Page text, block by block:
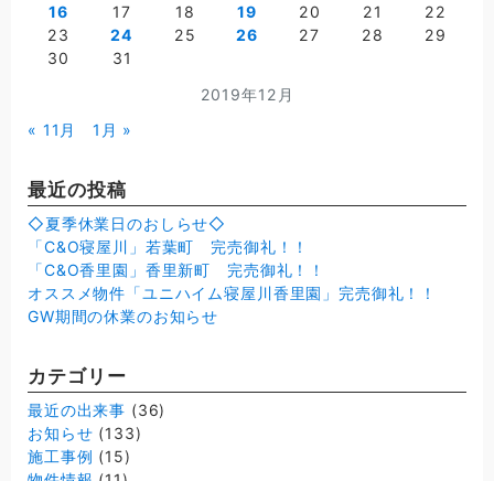
2019年12月
16
17 18 19 20 21
22
23
24 25 26 27 28
29
30
31
« 11月 1月 »
最近の投稿
◇夏季休業日のおしらせ◇
「C&O寝屋川」若葉町 完売御礼！！
「C&O香里園」香里新町 完売御礼！！
オススメ物件「ユニハイム寝屋川香里園」完売御礼！！
GW期間の休業のお知らせ
カテゴリー
最近の出来事 (36)
お知らせ (133)
施工事例 (15)